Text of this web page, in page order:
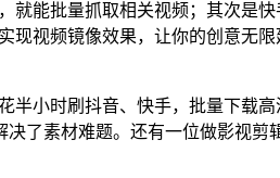
能批量抓取相关视频；其次是
视频镜像效果，让你的创意无
小时刷抖音、快手，批量下载
了素材难题。还有一位做影视剪